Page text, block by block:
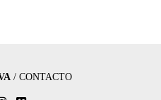
/ CONTACTO